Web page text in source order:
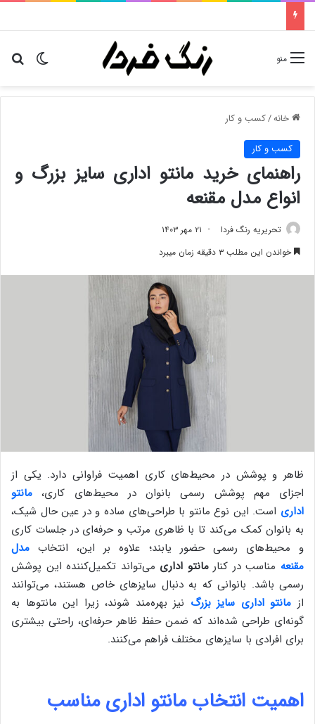
تغییر منو
خانه/کسب و کار
کسب و کار
راهنمای خرید مانتو اداری سایز بزرگ و
انواع مدل مقنعه
تحریریه رنگ فردا
۲۱ مهر ۱۴۰۳
خواندن این مطلب ۳ دقیقه زمان میبرد
ظاهر و پوشش در محیط‌های کاری اهمیت فراوانی دارد. یکی از
اجزای مهم پوشش رسمی بانوان در محیط‌های کاری، مانتو
اداری است. این نوع مانتو با طراحی‌های ساده و در عین حال شیک،
به بانوان کمک می‌کند تا با ظاهری مرتب و حرفه‌ای در جلسات کاری
و محیط‌های رسمی حضور یابند؛ علاوه بر این، انتخاب مدل
مقنعه مناسب در کنارمانتو اداری می‌تواند تکمیل‌کننده این پوشش
رسمی باشد. بانوانی که به دنبال سایزهای خاص هستند، می‌توانند
از مانتو اداری سایز بزرگ نیز بهره‌مند شوند، زیرا این مانتوها به
گونه‌ای طراحی شده‌اند که ضمن حفظ ظاهر حرفه‌ای، راحتی بیشتری
برای افرادی با سایزهای مختلف فراهم می‌کنند.
اهمیت انتخاب مانتو اداری مناسب